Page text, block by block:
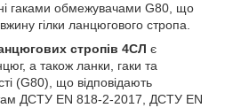
гаками обмежувачами G80, що
гілки ланцюгового стропа.
стропів 4СЛ є
а також ланки, гаки та
(G80), що відповідають
ДСТУ EN 818-2-2017, ДСТУ EN